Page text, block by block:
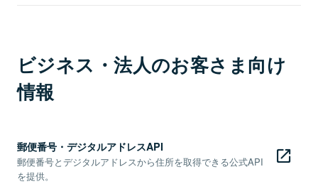
ビジネス・法人のお客さま向け
情報
郵便番号・デジタルアドレスAPI
郵便番号とデジタルアドレスから住所を取得できる公式API
を提供。